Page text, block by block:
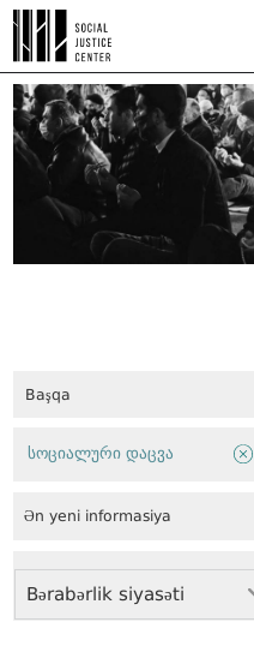
Başqa
Bərabərlik siyasəti
სოციალური დაცვა
Ən yeni informasiya